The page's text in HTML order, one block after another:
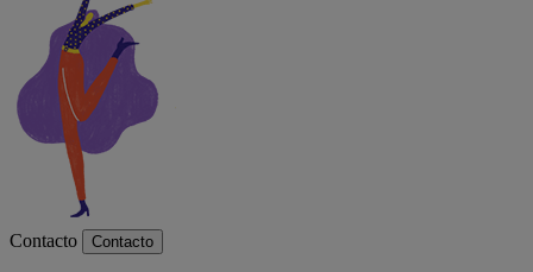
Contacto Contacto